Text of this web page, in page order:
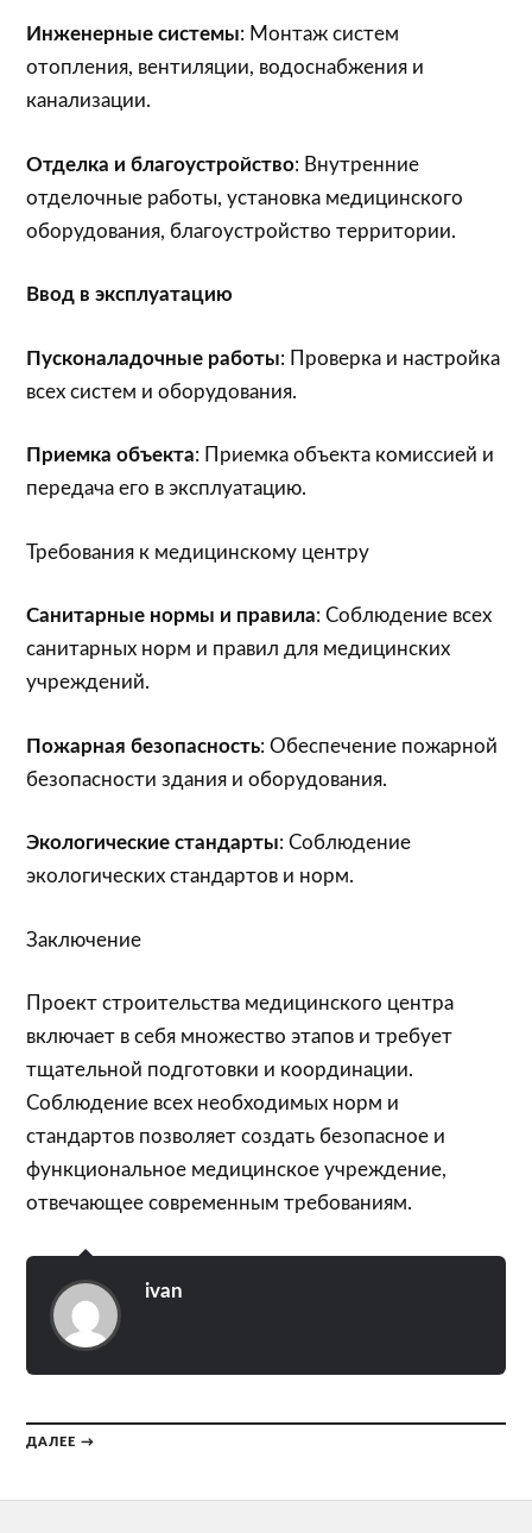
Инженерные системы: Монтаж систем
отопления, вентиляции, водоснабжения и
канализации.
Отделка и благоустройство: Внутренние
отделочные работы, установка медицинского
оборудования, благоустройство территории.
Ввод в эксплуатацию
Пусконаладочные работы: Проверка и настройка
всех систем и оборудования.
Приемка объекта: Приемка объекта комиссией и
передача его в эксплуатацию.
Требования к медицинскому центру
Санитарные нормы и правила: Соблюдение всех
санитарных норм и правил для медицинских
учреждений.
Пожарная безопасность: Обеспечение пожарной
безопасности здания и оборудования.
Экологические стандарты: Соблюдение
экологических стандартов и норм.
Заключение
Проект строительства медицинского центра
включает в себя множество этапов и требует
тщательной подготовки и координации.
Соблюдение всех необходимых норм и
стандартов позволяет создать безопасное и
функциональное медицинское учреждение,
отвечающее современным требованиям.
ivan
ДАЛЕЕ →